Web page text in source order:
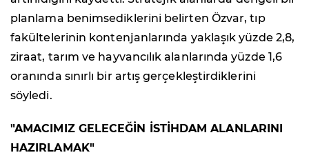
planlama benimsediklerini belirten Özvar, tıp
fakültelerinin kontenjanlarında yaklaşık yüzde 2,8,
ziraat, tarım ve hayvancılık alanlarında yüzde 1,6
oranında sınırlı bir artış gerçekleştirdiklerini
söyledi.
"AMACIMIZ GELECEĞİN İSTİHDAM ALANLARINI
HAZIRLAMAK"